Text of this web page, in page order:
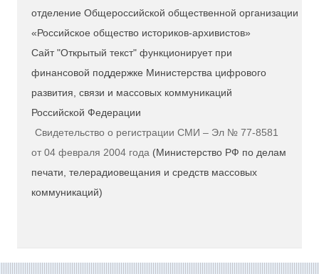
отделение Общероссийской общественной организации
«Российское общество историков-архивистов»
Сайт "Открытый текст" функционирует при
финансовой поддержке Министерства цифрового
развития, связи и массовых коммуникаций
Российской Федерации
Свидетельство о регистрации СМИ – Эл № 77-8581
от 04 февраля 2004 года (Министерство РФ по делам
печати, телерадиовещания и средств массовых
коммуникаций)